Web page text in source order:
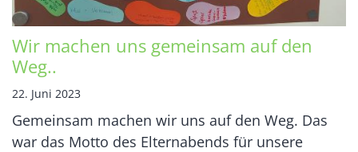
Wir machen uns gemeinsam auf den
Weg..
22. Juni 2023
Gemeinsam machen wir uns auf den Weg. Das
war das Motto des Elternabends für unsere